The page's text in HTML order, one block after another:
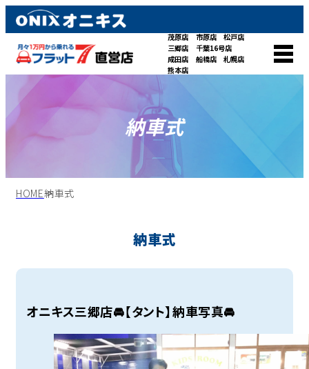
茂原店 市原店
松戸店
三郷店
千葉16号店
成田店
船橋店
札幌店
熊本店
納車式
HOME納車式
納車式
オニキス三郷店🚘【タント】納車写真🚘